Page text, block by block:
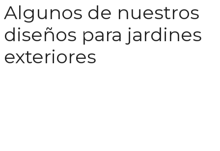
Algunos de nuestros
diseños para jardines
exteriores